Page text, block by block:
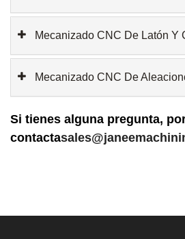
Mecanizado CNC De Latón Y
Mecanizado CNC De
Si tienes alguna pregunta,
contacta